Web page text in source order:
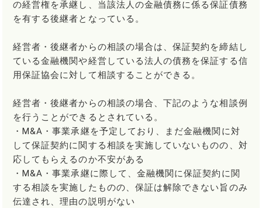
の経営権を承継し、当該法人の金融債務に係る保証債務
を有する後継者となっている。
経営者・後継者からの相談の場合は、保証契約を締結し
ている金融機関や経営している法人の債務を保証する信
用保証協会に対して相談することができる。
経営者・後継者からの相談の場合、下記のような相談例
を行うことができるとされている。
・M&A・事業承継を予定しており、まだ金融機関に対
して保証契約に関する相談を実施していないものの、対
応してもらえるのか不安がある
・M&A・事業承継に際して、金融機関に保証契約に関
する相談を実施したものの、保証は解除できない旨のみ
伝達され、理由の説明がない